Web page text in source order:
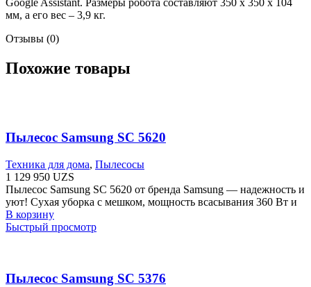
Google Assistant. Размеры робота составляют 350 x 350 x 104
мм, а его вес – 3,9 кг.
Отзывы (0)
Похожие товары
Пылесос Samsung SC 5620
Техника для дома, Пылесосы
1 129 950 UZS
Пылесос Samsung SC 5620 от бренда Samsung — надежность и
уют! Сухая уборка с мешком, мощность всасывания 360 Вт и
В корзину
Быстрый просмотр
Пылесос Samsung SC 5376